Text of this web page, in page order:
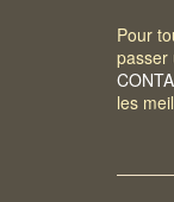
Pour
passer
les